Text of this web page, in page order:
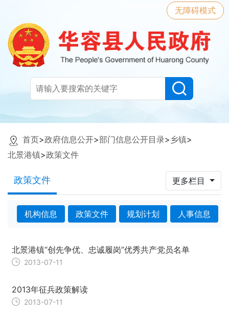
无障碍模式
首页>政府信息公开>部门信息公开目录> 乡镇>
北景港镇>政策文件
政策文件 更多栏目
机构信息 政策文件 规划计划 人事信息
北景港镇“创先争优、忠诚履岗”优秀共产党员名单
2013-07-11
2013年征兵政策解读
2013-07-11